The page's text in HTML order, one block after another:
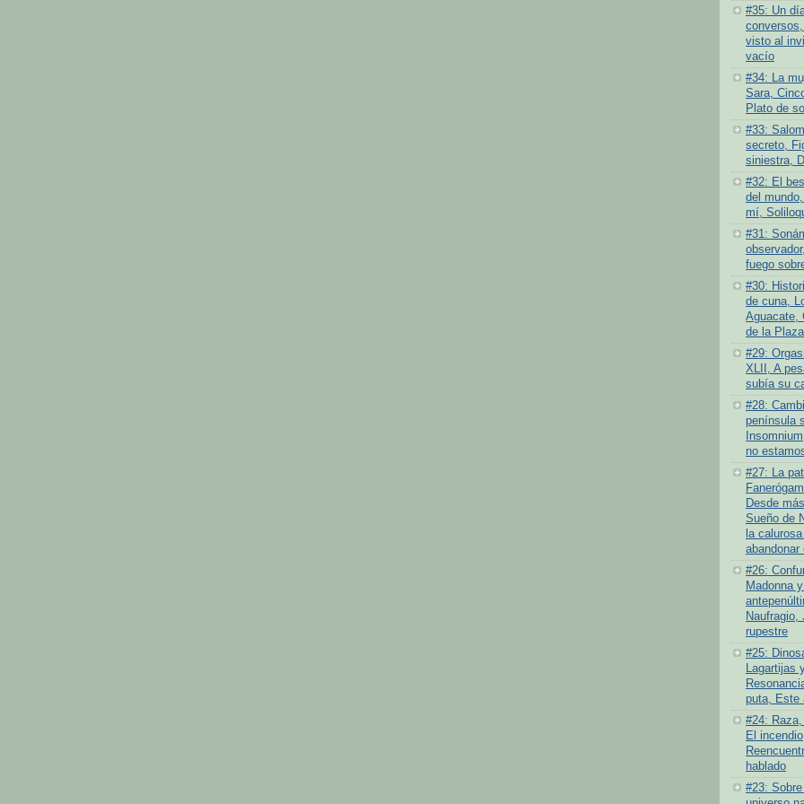
#35: Un
visto al
vacío
#34: La
Sara,
Plato de
#33:
secreto,
siniestra,
#32: El
del
mí,
#31:
fuego
#30:
de cuna,
Aguacate,
de la
#29:
XLII, A
subía su
#28:
península
no
#27: La
Desde
Sueño de
la
abandonar
#26:
Madonna
Naufragio,
rupestre
#25:
Lagartijas
puta, Este
#24:
El
hablado
#23: